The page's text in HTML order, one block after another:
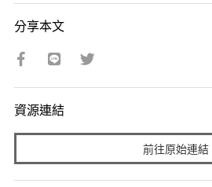
分享本文
資源連結
前往原始連結